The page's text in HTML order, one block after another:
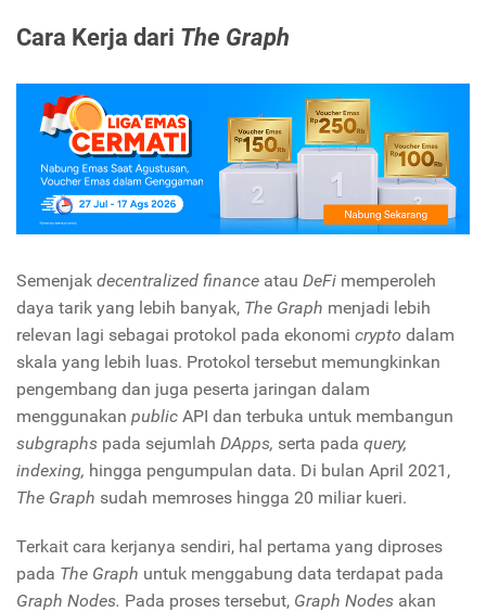
Cara Kerja dari The Graph
Semenjak decentralized finance atau DeFi memperoleh
daya tarik yang lebih banyak, The Graph menjadi lebih
relevan lagi sebagai protokol pada ekonomi crypto dalam
skala yang lebih luas. Protokol tersebut memungkinkan
pengembang dan juga peserta jaringan dalam
menggunakan public API dan terbuka untuk membangun
subgraphs pada sejumlah DApps, serta pada query,
indexing, hingga pengumpulan data. Di bulan April 2021,
The Graph sudah memroses hingga 20 miliar kueri.
Terkait cara kerjanya sendiri, hal pertama yang diproses
pada The Graph untuk menggabung data terdapat pada
Graph Nodes. Pada proses tersebut, Graph Nodes akan